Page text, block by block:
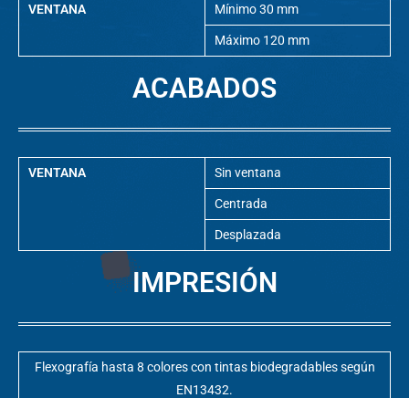
VENTANA Mínimo 30 mm
Máximo 120 mm
ACABADOS
VENTANA Sin ventana
Centrada
Desplazada
IMPRESIÓN
Flexografía hasta 8 colores con tintas biodegradables según
EN13432.